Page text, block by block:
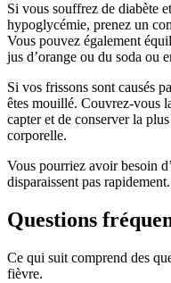
Si vous souffrez de diabète
hypoglycémie, prenez un
Vous pouvez également
jus d’orange ou du soda ou
Si vos frissons sont causés
êtes mouillé. Couvrez-vous
capter et de conserver la
corporelle.
Vous pourriez avoir besoin
disparaissent pas rapidement.
Questions
Ce qui suit comprend des
fièvre.